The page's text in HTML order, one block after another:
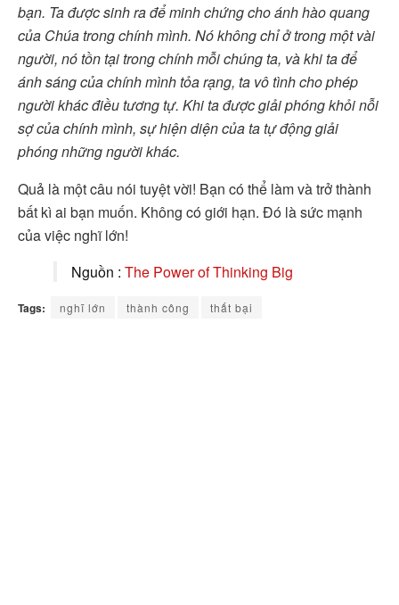
bạn. Ta được sinh ra để minh chứng cho ánh hào quang
của Chúa trong chính mình. Nó không chỉ ở trong một vài
người, nó tồn tại trong chính mỗi chúng ta, và khi ta để
ánh sáng của chính mình tỏa rạng, ta vô tình cho phép
người khác điều tương tự. Khi ta được giải phóng khỏi nỗi
sợ của chính mình, sự hiện diện của ta tự động giải
phóng những người khác.
Quả là một câu nói tuyệt vời! Bạn có thể làm và trở thành
bất kì ai bạn muốn. Không có giới hạn. Đó là sức mạnh
của việc nghĩ lớn!
Nguồn : The Power of Thinking Big
Tags: nghĩ lớn thành công thất bại